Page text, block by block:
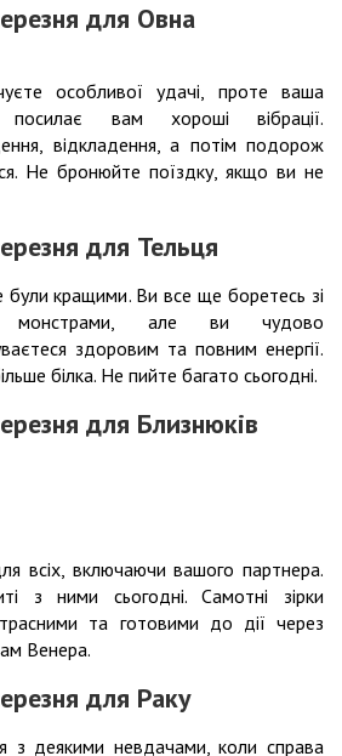
для Овна
особливої ​​удачі, проте ваша
посилає вам хороші вібрації.
відкладення, а потім подорож
Не бронюйте поїздку, якщо ви не
для Тельця
були кращими. Ви все ще боретесь зі
монстрами, але ви чудово
здоровим та повним енергії.
білка. Не пийте багато сьогодні.
для Близнюків
всіх, включаючи вашого партнера.
з ними сьогодні. Самотні зірки
та готовими до дії через
Венера.
для Раку
з деякими невдачами, коли справа